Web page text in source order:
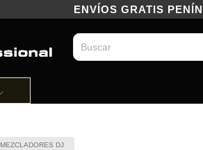
ENVÍOS GRATIS
MEZCLADORES DJ